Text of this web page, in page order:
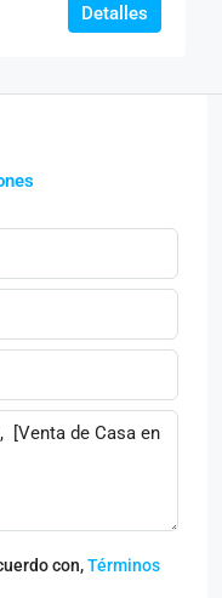
Detalles
con,Términos